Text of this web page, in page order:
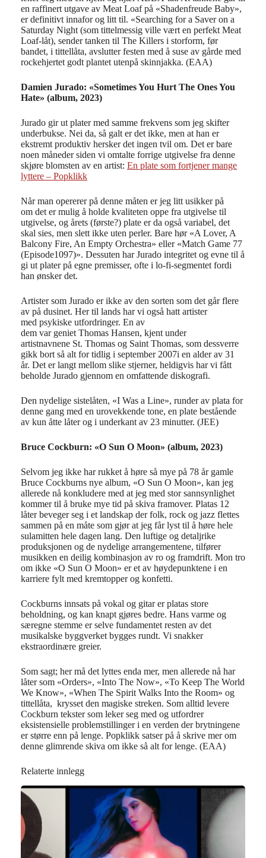
en raffinert utgave av Meat Loaf på «Shadenfreude Baby»,
er definitivt innafor og litt til. «Searching for a Saver on a
Saturday Night (som tittelmessig ville vært en perfekt Meat
Loaf-låt), sender tanken til The Killers i storform, før
bandet, i tittellåta, avslutter festen med å suse av gårde med
rockehjertet godt plantet utenpå skinnjakka. (EAA)
Damien Jurado: «Sometimes You Hurt The Ones You
Hate» (album, 2023)
Jurado gir ut plater med samme frekvens som jeg skifter
underbukse. Nei da, så galt er det ikke, men at han er
ekstremt produktiv hersker det ingen tvil om. Det er bare
noen måneder siden vi omtalte forrige utgivelse fra denne
skjøre blomsten av en artist: En plate som fortjener mange
lyttere – Popklikk
Når man opererer på denne måten er jeg litt usikker på
om det er mulig å holde kvaliteten oppe fra utgivelse til
utgivelse, og årets (første?) plate er da også variabel, det
skal sies, men slett ikke uten perler. Bare hør «A Lover, A
Balcony Fire, An Empty Orchestra» eller «Match Game 77
(Episode1097)». Dessuten har Jurado integritet og evne til å
gi ut plater på egne premisser, ofte i lo-fi-segmentet fordi
han ønsker det.
Artister som Jurado er ikke av den sorten som det går flere
av på dusinet. Her til lands har vi også hatt artister
med psykiske utfordringer. En av
dem var geniet Thomas Hansen, kjent under
artistnavnene St. Thomas og Saint Thomas, som dessverre
gikk bort så alt for tidlig i september 2007i en alder av 31
år. Det er langt mellom slike stjerner, heldigvis har vi fått
beholde Jurado gjennom en omfattende diskografi.
Den nydelige sistelåten, «I Was a Line», runder av plata for
denne gang med en urovekkende tone, en plate bestående
av kun åtte låter og i underkant av 23 minutter. (JEE)
Bruce Cockburn: «O Sun O Moon» (album, 2023)
Selvom jeg ikke har rukket å høre så mye på 78 år gamle
Bruce Cockburns nye album, «O Sun O Moon», kan jeg
allerede nå konkludere med at jeg med stor sannsynlighet
kommer til å bruke mye tid på skiva framover. Platas 12
låter beveger seg i et landskap der folk, rock og jazz flettes
sammen på en måte som gjør at jeg får lyst til å høre hele
sulamitten hele dagen lang. Den luftige og detaljrike
produksjonen og de nydelige arrangementene, tilfører
musikken en deilig kombinasjon av ro og framdrift. Mon tro
om ikke «O Sun O Moon» er et av høydepunktene i en
karriere fylt med kremtopper og konfetti.
Cockburns innsats på vokal og gitar er platas store
beholdning, og kan knapt gjøres bedre. Hans varme og
særegne stemme er selve fundamentet resten av det
musikalske byggverket bygges rundt. Vi snakker
ekstraordinære greier.
Som sagt; her må det lyttes enda mer, men allerede nå har
låter som «Orders», «Into The Now», «To Keep The World
We Know», «When The Spirit Walks Into the Room» og
tittellåta, krysset den magiske streken. Som alltid levere
Cockburn tekster som leker seg med og utfordrer
eksistensielle problemstillinger i en verden der brytningene
er større enn på lenge. Popklikk satser på å skrive mer om
denne glimrende skiva om ikke så alt for lenge. (EAA)
Relaterte innlegg